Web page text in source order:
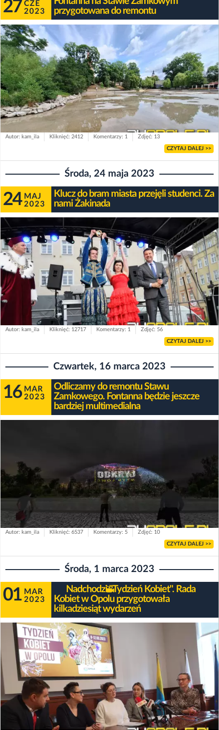
27 CZE
2023
przygotowana do remontu
Autor: kam_ila Kliknięć: 2412 Komentarzy: 1 Zdjęć: 13
CZYTAJ DALEJ >>
Środa, 24 maja 2023
24 MAJ
2023
Klucz do bram miasta przejęli studenci. Za
nami Żakinada
Autor: kam_ila Kliknięć: 12717 Komentarzy: 1 Zdjęć: 56
CZYTAJ DALEJ >>
Czwartek, 16 marca 2023
16 MAR
2023
Odliczamy do remontu Stawu
Zamkowego. Fontanna będzie jeszcze
bardziej multimedialna
Autor: kam_ila Kliknięć: 6537 Komentarzy: 5 Zdjęć: 10
CZYTAJ DALEJ >>
Środa, 1 marca 2023
01 MAR
2023
Nadchodzi "Tydzień Kobiet". Rada
Kobiet w Opolu przygotowała
kilkadziesiąt wydarzeń